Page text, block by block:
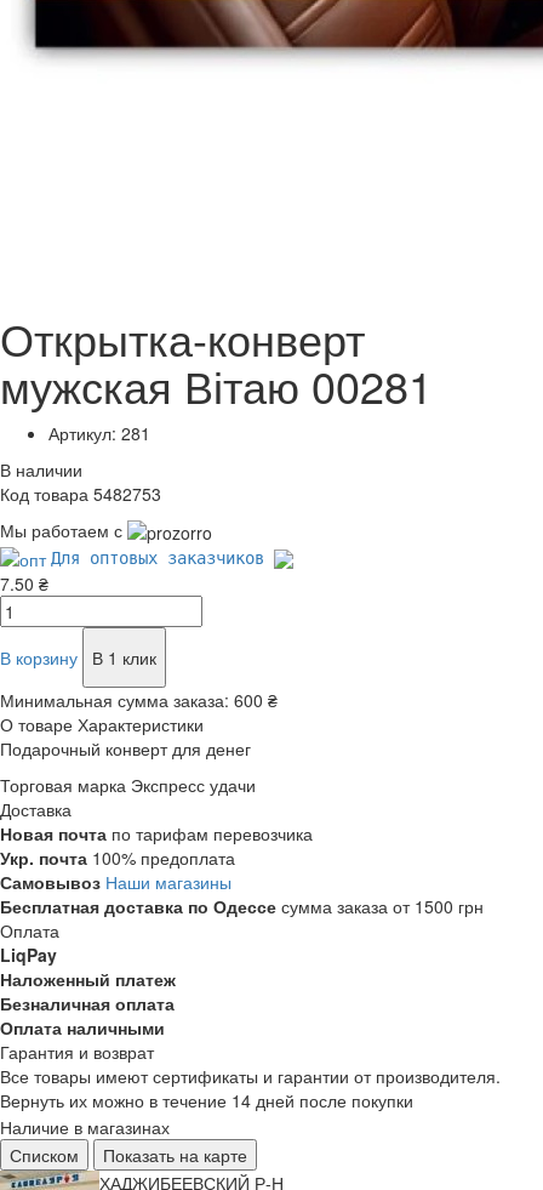
Открытка-конверт
мужская Вітаю 00281
Артикул: 281
В наличии
Код товара 5482753
Мы работаем с
Для оптовых заказчиков
7.50 ₴
В корзину
В 1 клик
Минимальная сумма заказа: 600 ₴
О товаре Характеристики
Подарочный конверт для денег
Торговая марка Экспресс удачи
Доставка
Новая почта по тарифам перевозчика
Укр. почта 100% предоплата
Самовывоз Наши магазины
Бесплатная доставка по Одессе сумма заказа от 1500 грн
Оплата
LiqPay
Наложенный платеж
Безналичная оплата
Оплата наличными
Гарантия и возврат
Все товары имеют сертификаты и гарантии от производителя.
Вернуть их можно в течение 14 дней после покупки
Наличие в магазинах
Списком
Показать на карте
ХАДЖИБЕЕВСКИЙ Р-Н